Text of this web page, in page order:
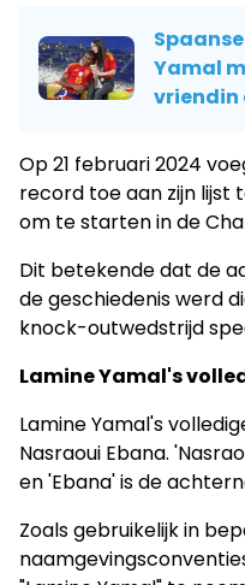
Yamal
vriendin
Op 21 februari 2024
record toe aan zijn lijst
om te starten in de
Dit betekende dat de
de geschiedenis werd
knock-outwedstrijd
Lamine Yamal's
Lamine Yamal's
Nasraoui Ebana.
en 'Ebana' is de
Zoals gebruikelijk in